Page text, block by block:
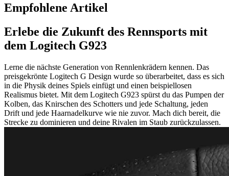
Empfohlene Artikel
Erlebe die Zukunft des Rennsports mit
dem Logitech G923
Lerne die nächste Generation von Rennlenkrädern kennen. Das
preisgekrönte Logitech G Design wurde so überarbeitet, dass es sich
in die Physik deines Spiels einfügt und einen beispiellosen
Realismus bietet. Mit dem Logitech G923 spürst du das Pumpen der
Kolben, das Knirschen des Schotters und jede Schaltung, jeden
Drift und jede Haarnadelkurve wie nie zuvor. Mach dich bereit, die
Strecke zu dominieren und deine Rivalen im Staub zurückzulassen.